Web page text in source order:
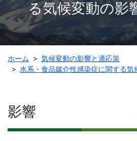
る気候変動の影
ホーム
気候変動の影響と適応策
水系・食品媒介性感染症に関する気
影響